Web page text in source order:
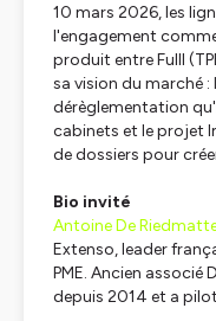
10 mars 2026, les
l'engagement
produit entre Fulll
sa vision du marché
dérèglementation
cabinets et le projet
de dossiers pour
Bio invité
Antoine De
Extenso, leader
PME. Ancien associé
depuis 2014 et a